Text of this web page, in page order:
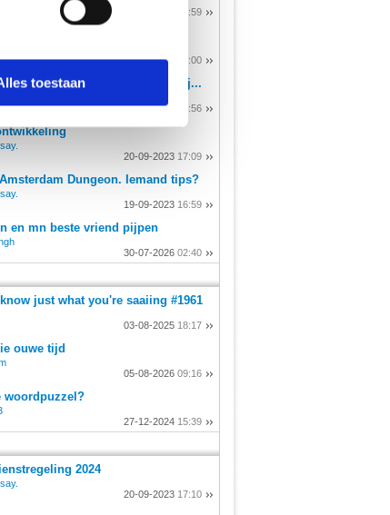
partners voor social
die je aan ze hebt
toestaan
16:59
22-12-2025
04:00
van werk, maar weet niet of zij...
19-09-2023
16:56
20-09-2023 17:09
Dungeon. Iemand tips?
19-09-2023 16:59
en mn beste vriend pijpen
30-07-2026 02:40
just what you're saaiing #1961
03-08-2025 18:17
ouwe tijd
05-08-2026 09:16
woordpuzzel?
27-12-2024 15:39
2024
20-09-2023 17:10